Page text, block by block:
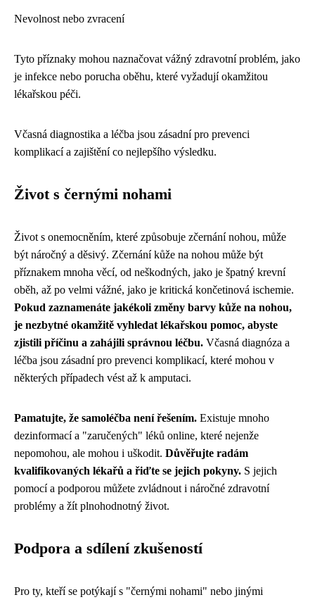
Nevolnost nebo zvracení
Tyto příznaky mohou naznačovat vážný zdravotní problém, jako
je infekce nebo porucha oběhu, které vyžadují okamžitou
lékařskou péči.
Včasná diagnostika a léčba jsou zásadní pro prevenci
komplikací a zajištění co nejlepšího výsledku.
Život s černými nohami
Život s onemocněním, které způsobuje zčernání nohou, může
být náročný a děsivý. Zčernání kůže na nohou může být
příznakem mnoha věcí, od neškodných, jako je špatný krevní
oběh, až po velmi vážné, jako je kritická končetinová ischemie.
Pokud zaznamenáte jakékoli změny barvy kůže na nohou,
je nezbytné okamžitě vyhledat lékařskou pomoc, abyste
zjistili příčinu a zahájili správnou léčbu. Včasná diagnóza a
léčba jsou zásadní pro prevenci komplikací, které mohou v
některých případech vést až k amputaci.
Pamatujte, že samoléčba není řešením. Existuje mnoho
dezinformací a "zaručených" léků online, které nejenže
nepomohou, ale mohou i uškodit. Důvěřujte radám
kvalifikovaných lékařů a řiďte se jejich pokyny. S jejich
pomocí a podporou můžete zvládnout i náročné zdravotní
problémy a žít plnohodnotný život.
Podpora a sdílení zkušeností
Pro ty, kteří se potýkají s "černými nohami" nebo jinými